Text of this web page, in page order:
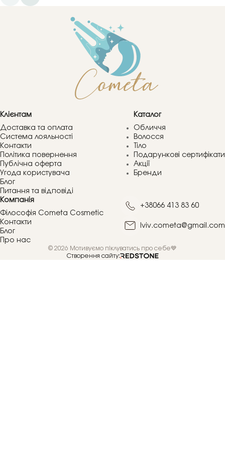
Клієнтам
Доставка та оплата
Система лояльності
Контакти
Політика повернення
Публічна оферта
Угода користувача
Блог
Питання та відповіді
Каталог
Обличчя
Волосся
Тіло
Подарункові сертифікати
Акції
Бренди
Компанія
Філософія Cometa Cosmetic
Контакти
Блог
Про нас
+38066 413 83 60
lviv.cometa@gmail.com
© 2026 Мотивуємо піклуватись про себе💙
Створення сайту: